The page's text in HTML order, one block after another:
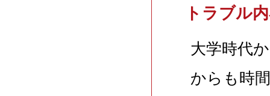
トラブル
大学時代
からも時